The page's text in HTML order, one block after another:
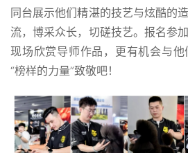
同台展示他们精湛的技艺与炫酷的
流，博采众长，切磋技艺。报名参
现场欣赏导师作品，更有机会与
“榜样的力量”致敬吧！